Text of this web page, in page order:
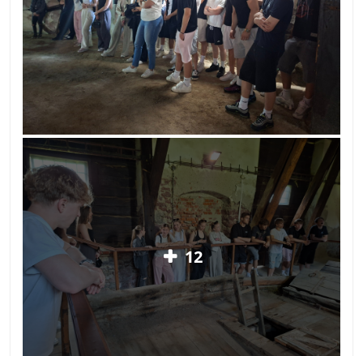
12